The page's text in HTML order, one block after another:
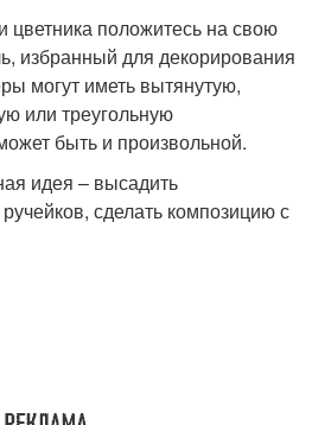
положитесь на свою
избранный для декорирования
могут иметь вытянутую,
или треугольную
быть и произвольной.
идея – высадить
сделать композицию с